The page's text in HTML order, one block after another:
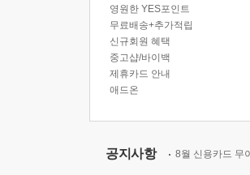
영원한 YES포인트
무료배송+추가적립
신규회원 혜택
중고샵/바이백
제휴카드 안내
애드온
공지사항 8월 신용카드 무